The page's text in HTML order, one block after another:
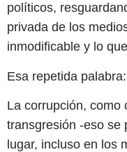
políticos,
privada de los
inmodificable y lo
Esa repetida
La corrupción, como
transgresión -eso se
lugar, incluso en los